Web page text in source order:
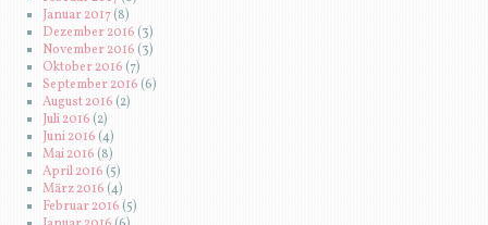
Januar 2017(8)
Dezember 2016 (3)
November 2016 (3)
Oktober 2016(7)
September 2016 (6)
August 2016(2)
Juli 2016(2)
Juni 2016 (4)
Mai 2016 (8)
April 2016(5)
März 2016 (4)
Februar 2016(5)